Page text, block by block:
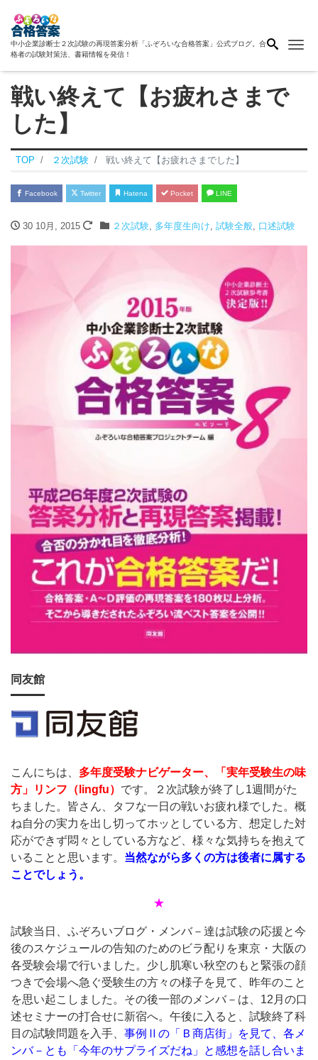
中小企業診断士２次試験の再現答案分析「ふぞろいな合格答案」公式ブログ。合
格者の試験対策法、書籍情報を発信！
戦い終えて【お疲れさまで
した】
TOP ２次試験 戦い終えて【お疲れさまでした】
Facebook Twitter Hatena Pocket LINE
30 10月, 2015 ２次試験, 多年度生向け 試験全般, 口述試験
同友館
こんにちは、 多年度受験ナビゲーター、「実年受験生の味
方」リンフ（ lingfu） です。２次試験が終了し1週間がた
ちました。皆さん、タフな一日の戦いお疲れ様でした。概
ね自分の実力を出し切ってホッとしている方、想定した対
応ができず悶々としている方など、様々な気持ちを抱えて
いることと思います。 当然ながら多くの方は後者に属する
ことでしょう。
★
試験当日、ふぞろいブログ・メンバ－達は試験の応援と今
後のスケジュールの告知のためのビラ配りを東京・大阪の
各受験会場で行いました。少し肌寒い秋空のもと緊張の顔
つきで会場へ急ぐ受験生の方々の様子を見て、昨年のこと
を思い起こしました。その後一部のメンバ－は、12月の口
述セミナーの打合せに新宿へ。午後に入ると、試験終了科
目の試験問題を入手、 事例Ⅱの「Ｂ商店街」を見て、各メ
ンバ－とも「今年のサプライズだね」と感想を話し合いま